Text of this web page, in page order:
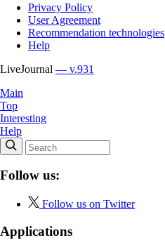
Privacy Policy
User Agreement
Recommendation technologies
Help
LiveJournal — v.931
Main
Top
Interesting
Help
Follow us:
Follow us on Twitter
Applications